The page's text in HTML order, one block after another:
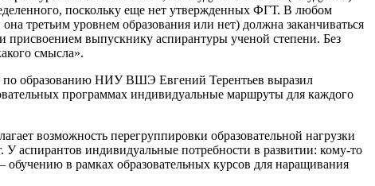
поскольку еще нет утвержденных ФГТ. В любом
третьим уровнем образования или нет) должна заканчиваться
выпускнику аспирантуры ученой степени. Без
смысла».
по образованию НИУ ВШЭ Евгений Терентьев выразил
программах индивидуальные маршруты для каждого
возможность перегруппировки образовательной нагрузки
аспирантов индивидуальные потребности в развитии: кому-то
в рамках образовательных курсов для наращивания